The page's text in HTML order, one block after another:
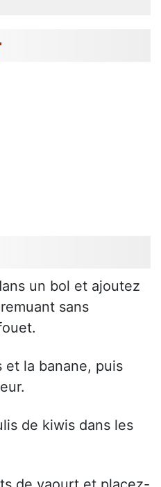
un bol et ajoutez
sans
et la banane, puis
de kiwis dans les